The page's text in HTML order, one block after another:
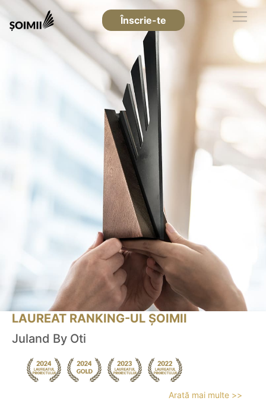
Înscrie-te
LAUREAT RANKING-UL ȘOIMII
Juland By Oti
Arată mai multe >>